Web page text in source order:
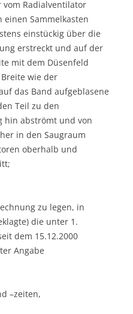
Radialventilator
Sammelkasten
einstückig über die
erstreckt und auf der
mit dem Düsenfeld
wie der
das Band aufgeblasene
Teil zu den
hin abströmt und von
in den Saugraum
oberhalb und
zu legen, in
die unter 1.
dem 15.12.2000
Angabe
–zeiten,